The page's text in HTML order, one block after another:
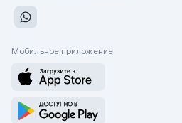
Мобильное приложение